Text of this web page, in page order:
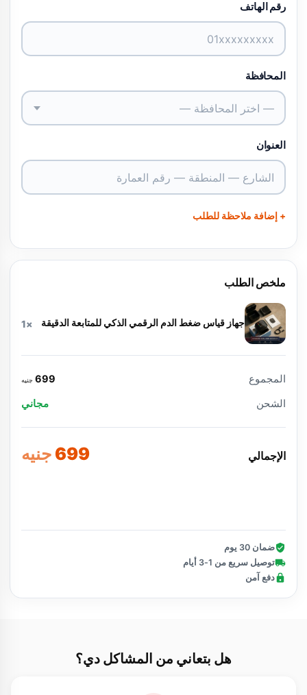
رقم الهاتف
المحافظة
— اختر المحافظة —
العنوان
+ إضافة ملاحظة للطلب
ملخص الطلب
جهاز قياس ضغط الدم الرقمي الذكي للمتابعة الدقيقة ×1
المجموع 699 جنيه
الشحن مجاني
الإجمالي 699 جنيه
ضمان 30 يوم
توصيل سريع من 1-3 أيام
دفع آمن
هل بتعاني من المشاكل دي؟